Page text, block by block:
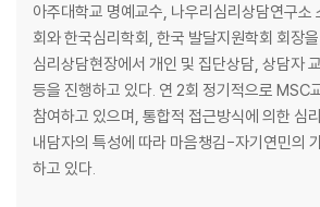
제4장 학교폭력 가해학생의 이해 및 개입
1. 학교폭력 가해학생의 이해
2. 학교폭력 가해학생을 위한 개입
제5장 학교폭력 피해학생의 이해 및 개입
1. 학교폭력 피해학생의 이해
아주대학교 명예교수, 나우리심리상담연구소
회와 한국심리학회, 한국 발달지원학회 회장
심리상담현장에서 개인 및 집단상담, 상담자
등을 진행하고 있다. 연 2회 정기적으로 MSC
참여하고 있으며, 통합적 접근방식에 의한 심
내담자의 특성에 따라 마음챙김-자기연민의
하고 있다.